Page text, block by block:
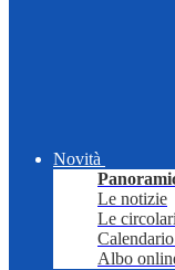
Novità
Le notizie
Le circolari
Albo